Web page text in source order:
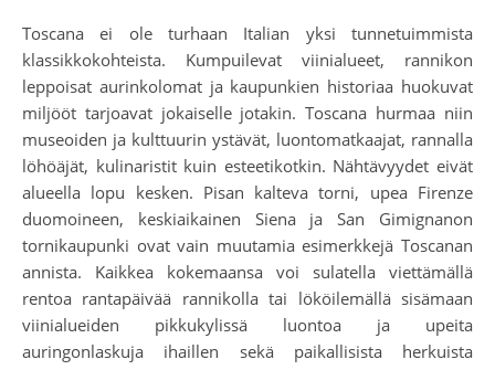
Toscana ei ole turhaan Italian yksi tunnetuimmista
klassikkokohteista. Kumpuilevat viinialueet, rannikon
leppoisat aurinkolomat ja kaupunkien historiaa huokuvat
miljööt tarjoavat jokaiselle jotakin. Toscana hurmaa niin
museoiden ja kulttuurin ystävät, luontomatkaajat, rannalla
löhöäjät, kulinaristit kuin esteetikotkin. Nähtävyydet eivät
alueella lopu kesken. Pisan kalteva torni, upea Firenze
duomoineen, keskiaikainen Siena ja San Gimignanon
tornikaupunki ovat vain muutamia esimerkkejä Toscanan
annista. Kaikkea kokemaansa voi sulatella viettämällä
rentoa rantapäivää rannikolla tai lököilemällä sisämaan
viinialueiden pikkukylissä luontoa ja upeita
auringonlaskuja ihaillen sekä paikallisista herkuista